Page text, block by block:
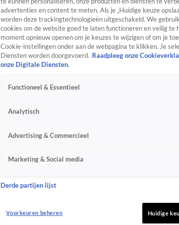
advertenties en content te meten. Als je „Huidige keuze
worden deze trackingtechnologieën uitgeschakeld. We
cookies om de website goed te laten functioneren en veilig te
moment opnieuw openen om je keuzes te wijzigen of om je
Cookie-instellingen onder aan de webpagina te klikken. Je
Diensten worden doorgevoerd. Raadpleeg onze
onze Digitale Diensten.
Functioneel & Essentieel
Analytisch
Advertising & Commercieel
Marketing & Social media
Derde partijen lijst
Voorkeuren beheren Huidige